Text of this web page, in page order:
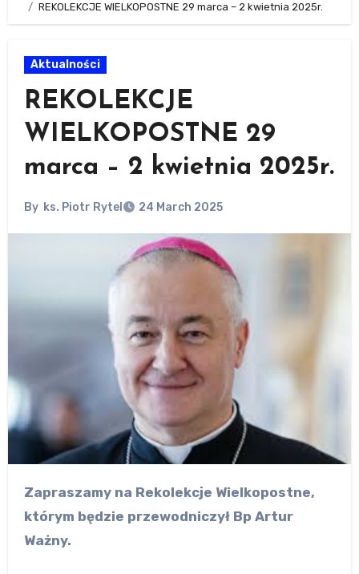
REKOLEKCJE WIELKOPOSTNE 29 marca – 2 kwietnia 2025r.
Aktualności
REKOLEKCJE
WIELKOPOSTNE 29
marca – 2 kwietnia 2025r.
By ks. Piotr Rytel 24 March 2025
Zapraszamy na Rekolekcje Wielkopostne,
którym będzie przewodniczył Bp Artur
Ważny.